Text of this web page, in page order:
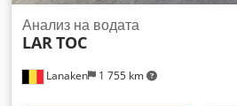
Lanaken 1 755 km
Анализ на водата
LARTOC